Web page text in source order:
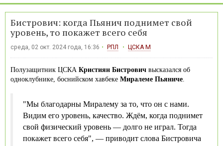
Бистрович: когда Пьянич поднимет свой
уровень, то покажет всего себя
среда, 02 окт. 2024 года, 16:36 РПЛ ЦСКА М
Полузащитник ЦСКА Кристиян Бистрович высказался об
одноклубнике, боснийском хавбеке Миралеме Пьяниче
"Мы благодарны Миралему за то, что он с нами.
Видим его уровень, качество. Ждём, когда поднимет
свой физический уровень — долго не играл. Тогда
покажет всего себя", — приводит слова Бистровича